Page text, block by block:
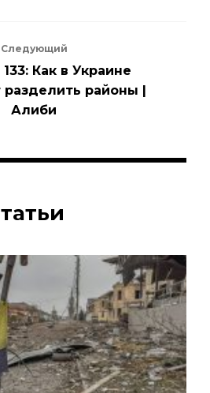
Следующий
Как в Украине
районы |
Алиби